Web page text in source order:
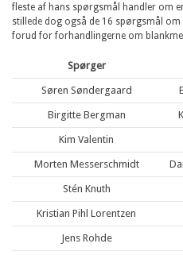
fleste af hans spørgsmål handler om
stillede dog også de 16 spørgsmål
forud for forhandlingerne om
Spørger
Søren Søndergaard
Birgitte Bergman
Kim Valentin
Morten Messerschmidt
Stén Knuth
Kristian Pihl Lorentzen
Jens Rohde